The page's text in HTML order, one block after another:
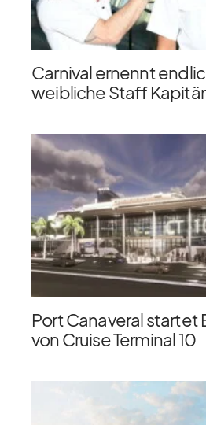
Carnival ernennt
weibliche Staff
Port Canaveral startet
von Cruise Terminal 10